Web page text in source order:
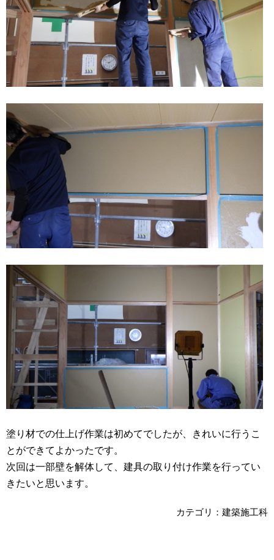
塗り材での仕上げ作業は初めてでしたが、きれいに行うこ
とができてよかったです。
次回は一部壁を解体して、建具の取り付け作業を行ってい
きたいと思います。
カテゴリ：建築施工科